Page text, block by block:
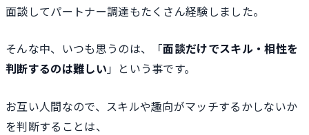
面談してパートナー調達もたくさん経験しました。
そんな中、いつも思うのは、「面談だけでスキル・相性を
判断するのは難しい」という事です。
お互い人間なので、スキルや趣向がマッチするかしないか
を判断することは、